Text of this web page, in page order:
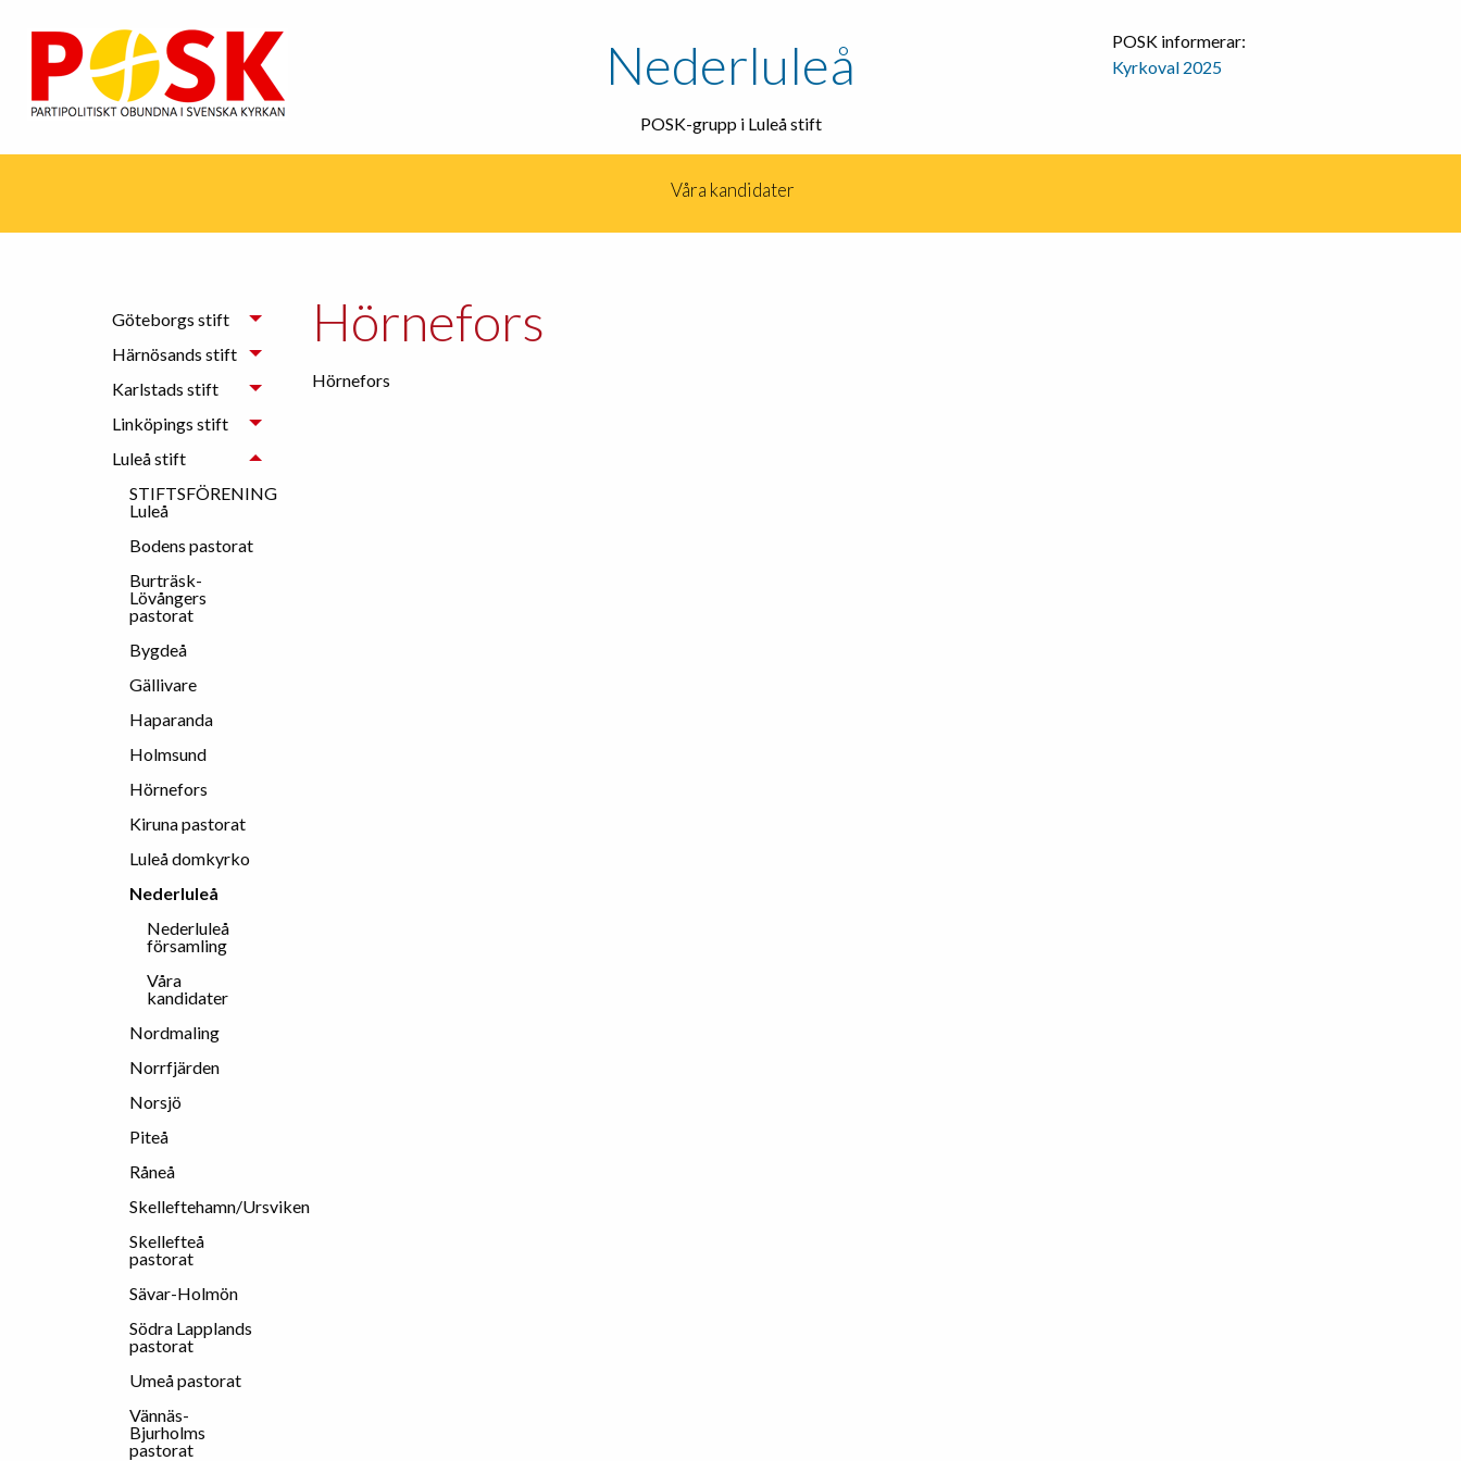
Nederluleå
POSK-grupp i Luleå stift
POSK informerar:
Kyrkoval 2025
Våra kandidater
Hörnefors
Hörnefors
Göteborgs stift
Härnösands stift
Karlstads stift
Linköpings stift
Luleå stift
STIFTSFÖRENING
Luleå
Bodens pastorat
Burträsk-
Lövångers
pastorat
Bygdeå
Gällivare
Haparanda
Holmsund
Hörnefors
Kiruna pastorat
Luleå domkyrko
Nederluleå
Nederluleå
församling
Våra
kandidater
Nordmaling
Norrfjärden
Norsjö
Piteå
Råneå
Skelleftehamn/Ursviken
Skellefteå
pastorat
Sävar-Holmön
Södra Lapplands
pastorat
Umeå pastorat
Vännäs-
Bjurholms
pastorat